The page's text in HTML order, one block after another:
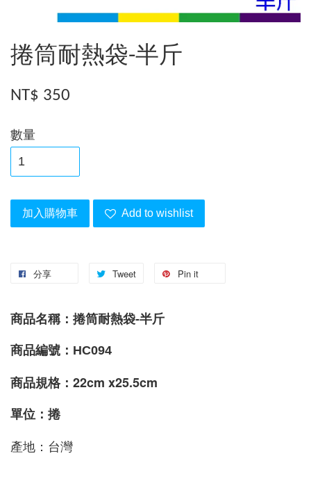
捲筒耐熱袋-半斤
NT$ 350
數量
加入購物車 Add to wishlist
分享 Tweet Pin it
商品名稱：捲筒耐熱袋-半斤
商品編號：HC094
商品規格： 22cm x25.5cm
單位：捲
產地：台灣